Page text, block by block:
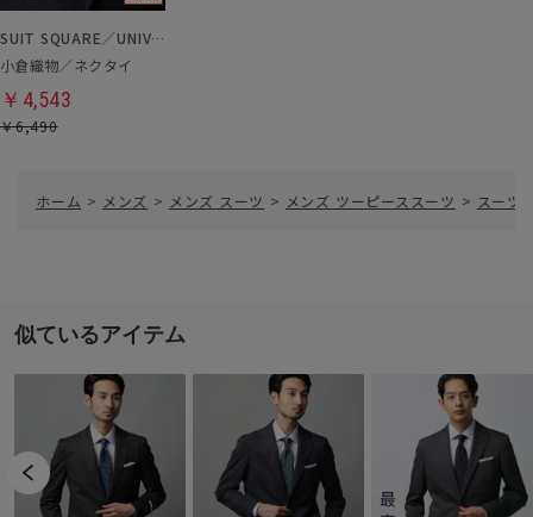
SUIT SQUARE／UNIVERSAL LANGUAGE
小倉織物／ネクタイ
￥4,543
￥6,490
ホーム > メンズ > メンズ スーツ > メンズ ツーピーススーツ > スーツ